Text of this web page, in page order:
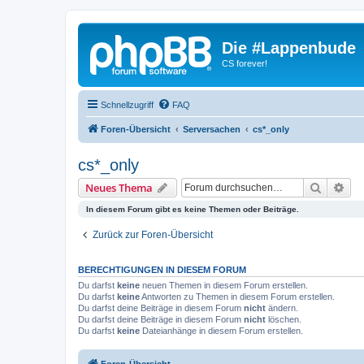
Die #Lappenbude
CS forever!
Schnellzugriff FAQ
Foren-Übersicht Serversachen cs*_only
cs*_only
Neues Thema Suche
In diesem Forum gibt es keine Themen oder Beiträge.
Zurück zur Foren-Übersicht
BERECHTIGUNGEN IN DIESEM FORUM
Du darfst keine neuen Themen in diesem Forum erstellen.
Du darfst keineAntworten zu Themen in diesem Forum erstellen.
Du darfst deine Beiträge in diesem Forum nicht ändern.
Du darfst deine Beiträge in diesem Forum nicht löschen.
Du darfst keine Dateianhänge in diesem Forum erstellen.